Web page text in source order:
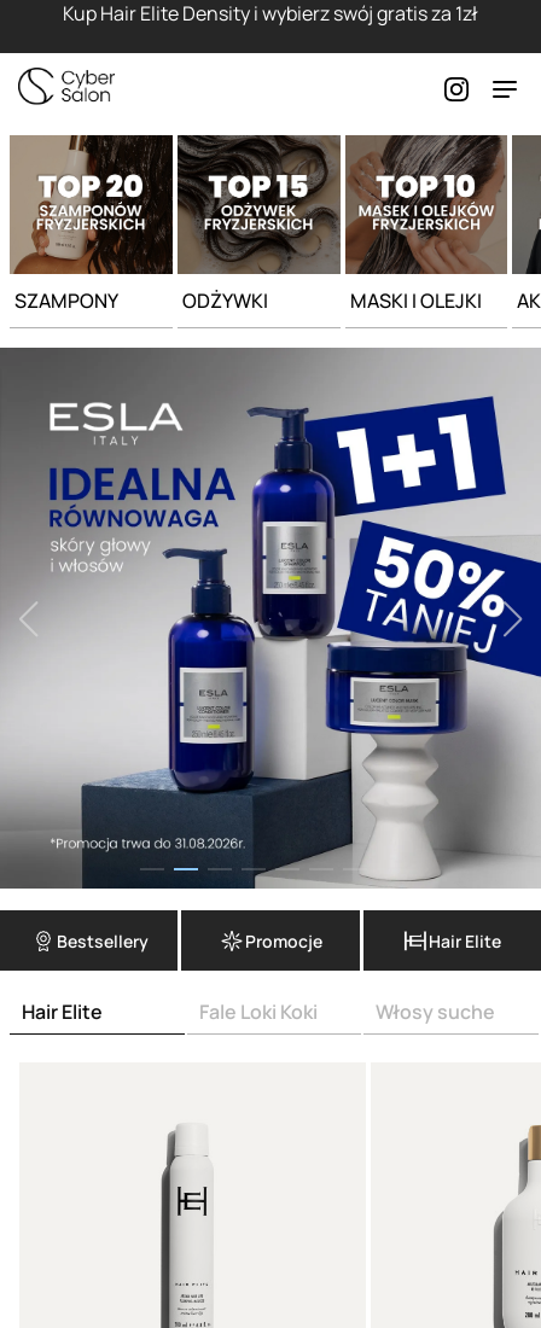
Kup Hair Elite Density i wybierz swój gratis za 1zł
SZAMPONY ODŻYWKI MASKI I OLEJKI
Bestsellery Promocje Hair Elite
Hair Elite Fale Loki Koki Włosy suche
Strona główna - Cyber Salon